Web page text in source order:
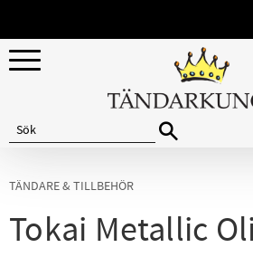
Meny
TÄNDARE & TILLBEHÖR
Tokai Metallic